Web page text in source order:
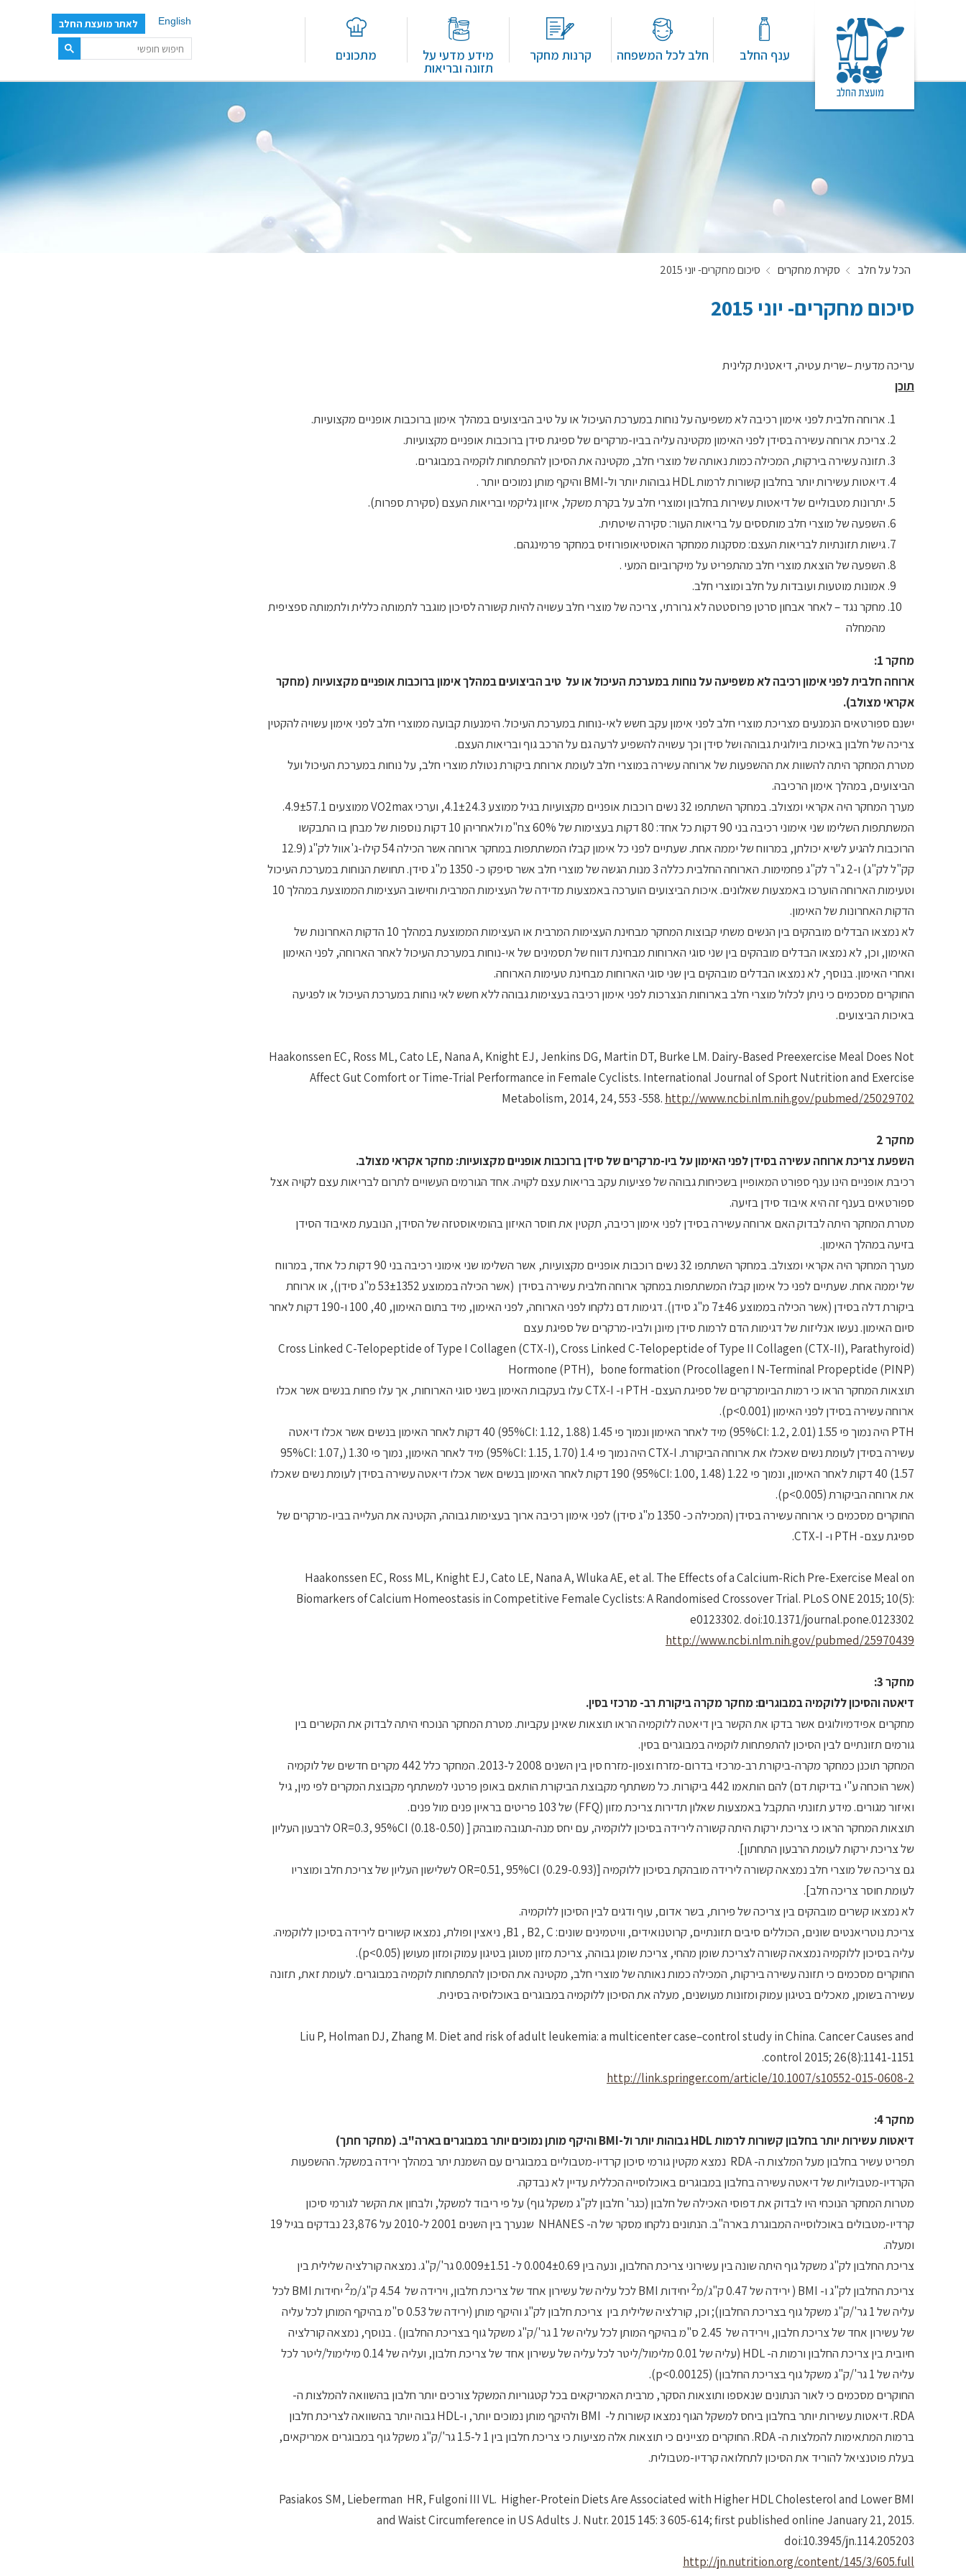
ענף החלב חלב לכל המשפחה קרנות מחקר מידע מדעי על
תזונה ובריאות
מתכונים
English לאתר מועצת החלב
הכל על חלב סקירת מחקרים סיכום מחקרים- יוני 2015
סיכום מחקרים- יוני 2015
עריכה מדעית –שרית עטיה, דיאטנית קלינית
תוכן
ארוחה חלבית לפני אימון רכיבה לא משפיעה על נוחות במערכת העיכול או על טיב הביצועים במהלך אימון ברוכבות אופניים מקצועיות.
צריכת ארוחה עשירה בסידן לפני האימון מקטינה עליה בביו-מרקרים של ספיגת סידן ברוכבות אופניים מקצועיות.
תזונה עשירה בירקות, המכילה כמות נאותה של מוצרי חלב, מקטינה את הסיכון להתפתחות לוקמיה במבוגרים.
דיאטות עשירות יותר בחלבון קשורות לרמות HDL גבוהות יותר ול-BMI והיקף מותן נמוכים יותר .
יתרונות מטבוליים של דיאטות עשירות בחלבון ומוצרי חלב על בקרת משקל, איזון גליקמי ובריאות העצם (סקירת ספרות).
השפעה של מוצרי חלב מותססים על בריאות העור: סקירה שיטתית.
גישות תזונתיות לבריאות העצם: מסקנות ממחקר האוסטיאופורוזיס במחקר פרמינגהם.
השפעה של הוצאת מוצרי חלב מהתפריט על מיקרוביום המעי .
אמונות מוטעות ועובדות על חלב ומוצרי חלב.
מחקר נגד – לאחר אבחון סרטן פרוסטטה לא גרורתי, צריכה של מוצרי חלב עשויה להיות קשורה לסיכון מוגבר לתמותה כללית ולתמותה ספציפית
מהמחלה
מחקר 1:
ארוחה חלבית לפני אימון רכיבה לא משפיעה על נוחות במערכת העיכול או על טיב הביצועים במהלך אימון ברוכבות אופניים מקצועיות (מחקר
אקראי מצולב).
ישנם ספורטאים הנמנעים מצריכת מוצרי חלב לפני אימון עקב חשש לאי-נוחות במערכת העיכול. הימנעות קבועה ממוצרי חלב לפני אימון עשויה להקטין
צריכה של חלבון באיכות ביולוגית גבוהה ושל סידן וכך עשויה להשפיע לרעה גם על הרכב גוף ובריאות העצם.
מטרת המחקר היתה להשוות את ההשפעות של ארוחה עשירה במוצרי חלב לעומת ארוחת ביקורת נטולת מוצרי חלב, על נוחות במערכת העיכול ועל
הביצועים, במהלך אימון הרכיבה.
מערך המחקר היה אקראי ומצולב. במחקר השתתפו 32 נשים רוכבות אופניים מקצועיות בגיל ממוצע 4.1±24.3, וערכי VO2max ממוצעים 4.9±57.1.
המשתתפות השלימו שני אימוני רכיבה בני 90 דקות כל אחד: 80 דקות בעצימות של 60% צח"מ ולאחריהן 10 דקות נוספות של מבחן בו התבקשו
הרוכבות להגיע לשיא יכולתן, במרווח של יממה אחת. שעתיים לפני כל אימון קבלו המשתתפות במחקר ארוחה אשר הכילה 54 קילו-ג'אוול לק"ג (12.9
קק"ל לק"ג) ו-2 ג"ר לק"ג פחמימות. הארוחה החלבית כללה 3 מנות הגשה של מוצרי חלב אשר סיפקו כ- 1350 מ"ג סידן. תחושת הנוחות במערכת העיכול
וטעימות הארוחה הוערכו באמצעות שאלונים. איכות הביצועים הוערכה באמצעות מדידה של העצימות המרבית וחישוב העצימות הממוצעת במהלך 10
הדקות האחרונות של האימון.
לא נמצאו הבדלים מובהקים בין הנשים משתי קבוצות המחקר מבחינת העצימות המרבית או העצימות הממוצעת במהלך 10 הדקות האחרונות של
האימון, וכן, לא נמצאו הבדלים מובהקים בין שני סוגי הארוחות מבחינת דווח של תסמינים של אי-נוחות במערכת העיכול לאחר הארוחה, לפני האימון
ואחרי האימון. בנוסף, לא נמצאו הבדלים מובהקים בין שני סוגי הארוחות מבחינת טעימות הארוחה.
החוקרים מסכמים כי ניתן לכלול מוצרי חלב בארוחות הנצרכות לפני אימון רכיבה בעצימות גבוהה ללא חשש לאי נוחות במערכת העיכול או לפגיעה
באיכות הביצועים.
Haakonssen EC, Ross ML, Cato LE, Nana A, Knight EJ, Jenkins DG, Martin DT, Burke LM. Dairy-Based Preexercise Meal Does Not
Affect Gut Comfort or Time-Trial Performance in Female Cyclists. International Journal of Sport Nutrition and Exercise
Metabolism, 2014, 24, 553 -558. http://www.ncbi.nlm.nih.gov/pubmed/25029702
מחקר 2
השפעת צריכת ארוחה עשירה בסידן לפני האימון על ביו-מרקרים של סידן ברוכבות אופניים מקצועיות: מחקר אקראי מצולב.
רכיבת אופניים הינו ענף ספורט המאופיין בשכיחות גבוהה של פציעות עקב בריאות עצם לקויה. אחד הגורמים העשויים לתרום לבריאות עצם לקויה אצל
ספורטאים בענף זה היא איבוד סידן בזיעה.
מטרת המחקר היתה לבדוק האם ארוחה עשירה בסידן לפני אימון רכיבה, תקטין את חוסר האיזון בהומיאוסטזה של הסידן, הנובעת מאיבוד הסידן
בזיעה במהלך האימון.
מערך המחקר היה אקראי ומצולב. במחקר השתתפו 32 נשים רוכבות אופניים מקצועיות, אשר השלימו שני אימוני רכיבה בני 90 דקות כל אחד, במרווח
של יממה אחת. שעתיים לפני כל אימון קבלו המשתתפות במחקר ארוחה חלבית עשירה בסידן (אשר הכילה בממוצע 53±1352 מ"ג סידן), או ארוחת
ביקורת דלה בסידן (אשר הכילה בממוצע 7±46 מ"ג סידן). דגימות דם נלקחו לפני הארוחה, לפני האימון, מיד בתום האימון, 40, 100 ו-190 דקות לאחר
סיום האימון. נעשו אנליזות של דגימות הדם לרמות סידן מיונן ולביו-מרקרים של ספיגת עצם
(Cross Linked C-Telopeptide of Type I Collagen (CTX-I), Cross Linked C-Telopeptide of Type II Collagen (CTX-II), Parathyroid
Hormone (PTH), bone formation (Procollagen I N-Terminal Propeptide (PINP)
תוצאות המחקר הראו כי רמות הביומרקרים של ספיגת העצם- PTH ו- CTX-I עלו בעקבות האימון בשני סוגי הארוחות, אך עלו פחות בנשים אשר אכלו
ארוחה עשירה בסידן לפני האימון (p<0.001).
PTH היה נמוך פי 1.55 (95%CI: 1.2, 2.01) מיד לאחר האימון ונמוך פי 1.45 (95%CI: 1.12, 1.88) 40 דקות לאחר האימון בנשים אשר אכלו דיאטה
עשירה בסידן לעומת נשים שאכלו את ארוחה הביקורת. CTX-I היה נמוך פי 1.4 (95%CI: 1.15, 1.70) מיד לאחר האימון, נמוך פי 1.30 (95%CI: 1.07,
1.57) 40 דקות לאחר האימון, ונמוך פי 1.22 (95%CI: 1.00, 1.48) 190 דקות לאחר האימון בנשים אשר אכלו דיאטה עשירה בסידן לעומת נשים שאכלו
את ארוחה הביקורת (p<0.005).
החוקרים מסכמים כי ארוחה עשירה בסידן (המכילה כ- 1350 מ"ג סידן) לפני אימון רכיבה ארוך בעצימות גבוהה, הקטינה את העלייה בביו-מרקרים של
ספיגת עצם- PTH ו- CTX-I.
Haakonssen EC, Ross ML, Knight EJ, Cato LE, Nana A, Wluka AE, et al. The Effects of a Calcium-Rich Pre-Exercise Meal on
Biomarkers of Calcium Homeostasis in Competitive Female Cyclists: A Randomised Crossover Trial. PLoS ONE 2015; 10(5):
e0123302. doi:10.1371/journal.pone.0123302
http://www.ncbi.nlm.nih.gov/pubmed/25970439
מחקר 3:
דיאטה והסיכון ללוקמיה במבוגרים: מחקר מקרה ביקורת רב- מרכזי בסין.
מחקרים אפידמיולוגים אשר בדקו את הקשר בין דיאטה ללוקמיה הראו תוצאות שאינן עקביות. מטרת המחקר הנוכחי היתה לבדוק את הקשרים בין
גורמים תזונתיים לבין הסיכון להתפתחות לוקמיה במבוגרים בסין.
המחקר תוכנן כמחקר מקרה-ביקורת רב-מרכזי בדרום-מזרח וצפון-מזרח סין בין השנים 2008 ל-2013. המחקר כלל 442 מקרים חדשים של לוקמיה
(אשר הוכחה ע"י בדיקות דם) להם הותאמו 442 ביקורות. כל משתתף מקבוצת הביקורת הותאם באופן פרטני למשתתף מקבוצת המקרים לפי מין, גיל
ואיזור מגורים. מידע תזונתי התקבל באמצעות שאלון תדירות צריכת מזון (FFQ) של 103 פריטים בראיון פנים מול פנים.
תוצאות המחקר הראו כי צריכת ירקות היתה קשורה לירידה בסיכון ללוקמיה, עם יחס מנה-תגובה מובהק [ OR=0.3, 95%CI (0.18-0.50) לרבעון העליון
של צריכת ירקות לעומת הרבעון התחתון].
גם צריכה של מוצרי חלב נמצאה קשורה לירידה מובהקת בסיכון ללוקמיה [OR=0.51, 95%CI (0.29-0.93) לשלישון העליון של צריכת חלב ומוצריו
לעומת חוסר צריכה חלב].
לא נמצאו קשרים מובהקים בין צריכה של פירות, בשר אדום, עוף ודגים לבין הסיכון ללוקמיה.
צריכת נוטריאנטים שונים, הכוללים סיבים תזונתיים, קרוטנואידים, וויטמינים שונים: B1 , B2, C, ניאצין ופולת, נמצאו קשורים לירידה בסיכון ללוקמיה.
עליה בסיכון ללוקמיה נמצאה קשורה לצריכת שומן מהחי, צריכת שומן גבוהה, צריכת מזון מטוגן בטיגון עמוק ומזון מעושן (p<0.05).
החוקרים מסכמים כי תזונה עשירה בירקות, המכילה כמות נאותה של מוצרי חלב, מקטינה את הסיכון להתפתחות לוקמיה במבוגרים. לעומת זאת, תזונה
עשירה בשומן, מאכלים בטיגון עמוק ומזונות מעושנים, מעלה את הסיכון ללוקמיה במבוגרים באוכלוסיה בסינית.
Liu P, Holman DJ, Zhang M. Diet and risk of adult leukemia: a multicenter case–control study in China. Cancer Causes and
control 2015; 26(8):1141-1151.
http://link.springer.com/article/10.1007/s10552-015-0608-2
מחקר 4:
דיאטות עשירות יותר בחלבון קשורות לרמותHDLגבוהות יותר ול-BMIוהיקף מותן נמוכים יותר במבוגרים בארה"ב. (מחקר חתך)
תפריט עשיר בחלבון מעל המלצות ה- RDA נמצא מקטין גורמי סיכון קרדיו-מטבוליים במבוגרים עם השמנת יתר במהלך ירידה במשקל. ההשפעות
הקרדיו-מטבוליות של דיאטה עשירה בחלבון במבוגרים באוכלוסייה הכללית עדיין לא נבדקה.
מטרות המחקר הנוכחי היו לבדוק את דפוסי האכילה של חלבון (כגר' חלבון לק"ג משקל גוף) על פי ריבוד למשקל, ולבחון את הקשר לגורמי סיכון
קרדיו-מטבולים באוכלוסייה המבוגרת בארה"ב. הנתונים נלקחו מסקר של ה- NHANES שנערך בין השנים 2001 ל-2010 על 23,876 נבדקים בגיל 19
ומעלה.
צריכת החלבון לק"ג משקל גוף היתה שונה בין עשירוני צריכת החלבון, ונעה בין 0.004±0.69 ל- 0.009±1.51 גר'/ק"ג. נמצאה קורלציה שלילית בין
צריכת החלבון לק"ג ו- BMI ( ירידה של 0.47 ק"ג/מ
2 יחידות BMI לכל עליה של עשירון אחד של צריכת חלבון, וירידה של 4.54 ק"ג/מ 2
יחידות BMI לכל
עליה של 1 גר'/ק"ג משקל גוף בצריכת החלבון); וכן, קורלציה שלילית בין צריכת חלבון לק"ג והיקף מותן (ירידה של 0.53 ס"מ בהיקף המותן לכל עליה
של עשירון אחד של צריכת חלבון, וירידה של 2.45 ס"מ בהיקף המותן לכל עליה של 1 גר'/ק"ג משקל גוף בצריכת החלבון) . בנוסף, נמצאה קורלציה
חיובית בין צריכת החלבון ורמות ה- HDL (עליה של 0.01 מלימול/ליטר לכל עליה של עשירון אחד של צריכת חלבון, ועליה של 0.14 מילימול/ליטר לכל
עליה של 1 גר'/ק"ג משקל גוף בצריכת החלבון) (p<0.00125).
החוקרים מסכמים כי לאור הנתונים שנאספו ותוצאות הסקר, מרבית האמריקאים בכל קטגוריות המשקל צורכים יותר חלבון בהשוואה להמלצות ה-
RDA. דיאטות עשירות יותר בחלבון ביחס למשקל הגוף נמצאו קשורות ל- BMI ולהיקף מותן נמוכים יותר, ו-HDL גבוה יותר בהשוואה לצריכת חלבון
ברמות המתאימות להמלצות ה- RDA. החוקרים מציינים כי תוצאות אלה מציעות כי צריכת חלבון בין 1 ל-1.5 גר'/ק"ג משקל גוף במבוגרים אמריקאים,
בעלת פוטנציאל להוריד את הסיכון לתחלואה קרדיו-מטבולית.
Pasiakos SM, Lieberman HR, Fulgoni III VL. Higher-Protein Diets Are Associated with Higher HDL Cholesterol and Lower BMI
and Waist Circumference in US Adults J. Nutr. 2015 145: 3 605-614; first published online January 21, 2015.
doi:10.3945/jn.114.205203
http://jn.nutrition.org/content/145/3/605.full